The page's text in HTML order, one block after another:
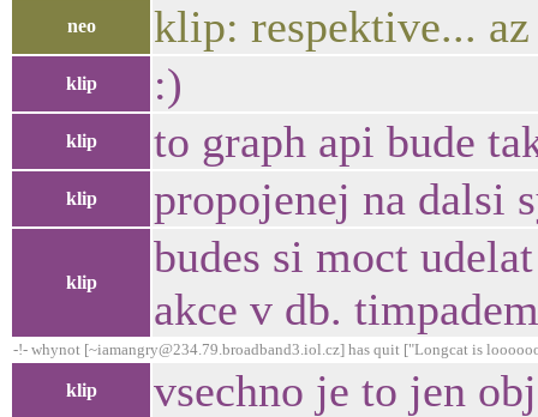
neo klip: respektive...
klip :)
klip to graph api bude
klip propojenej na dalsi
klip
budes si moct
akce v db.
-!- whynot [~iamangry@234.79.broadband3.iol.cz] has quit ["Longcat is
klip vsechno je to jen